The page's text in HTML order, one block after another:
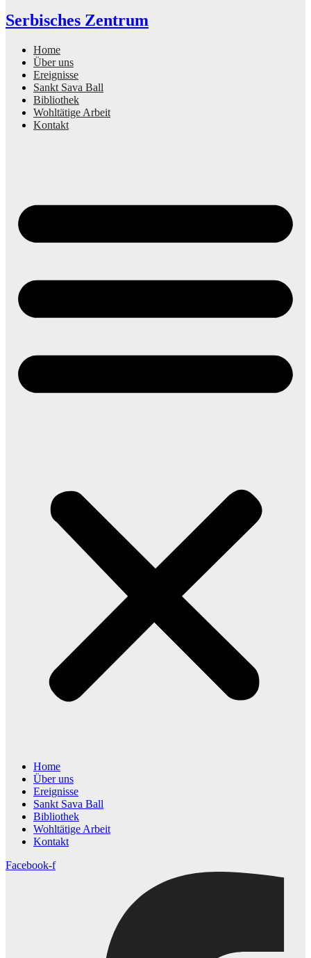
Serbisches Zentrum
Home
Über uns
Ereignisse
Sankt Sava Ball
Bibliothek
Wohltätige Arbeit
Kontakt
Home
Über uns
Ereignisse
Sankt Sava Ball
Bibliothek
Wohltätige Arbeit
Kontakt
Facebook-f